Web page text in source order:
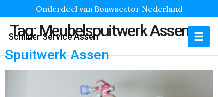
Onderdeel van Bouwsector Nederland
Schilder Service Assen
Tag:Meubelspuitwerk Assen
Spuitwerk Assen